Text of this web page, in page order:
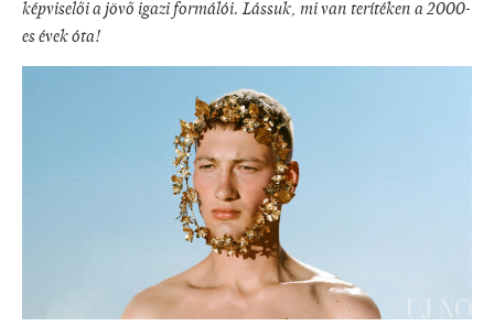
képviselői a jövő igazi formálói. Lássuk, mi van terítéken a 2000-
es évek óta!